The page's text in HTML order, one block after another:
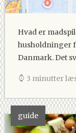
Hvad er
husholdninger
Danmark. Det
3 minutter
guide